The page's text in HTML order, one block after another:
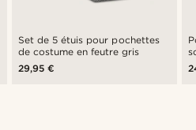
Set de 5 étuis pour pochettes
de costume en feutre gris
29,95 €